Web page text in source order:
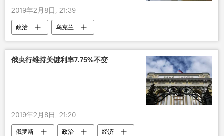
2019年2月8日, 21:39
政治 乌克兰
俄央行维持关键利率7.75%不变
2019年2月8日, 21:20
俄罗斯 政治 经济